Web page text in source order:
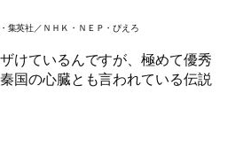
集英社／ＮＨＫ・ＮＥＰ・ぴえろ
けているんですが、極めて優秀
国の心臓とも言われている伝説